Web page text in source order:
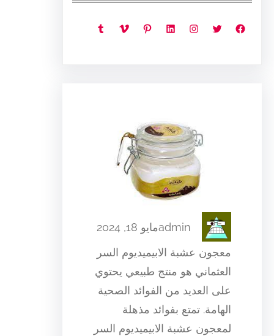
فيسبوك تويتر إنستجرام لينكد إن بينتريست فيميو تمبلر
adminمايو 18, 2024
معجون عشبة الابيميديوم السر
العثماني هو منتج طبيعي يحتوي
على العديد من الفوائد الصحية
الهامة. تمتع بفوائد مذهلة
لمعجون عشبة الابيميديوم السر